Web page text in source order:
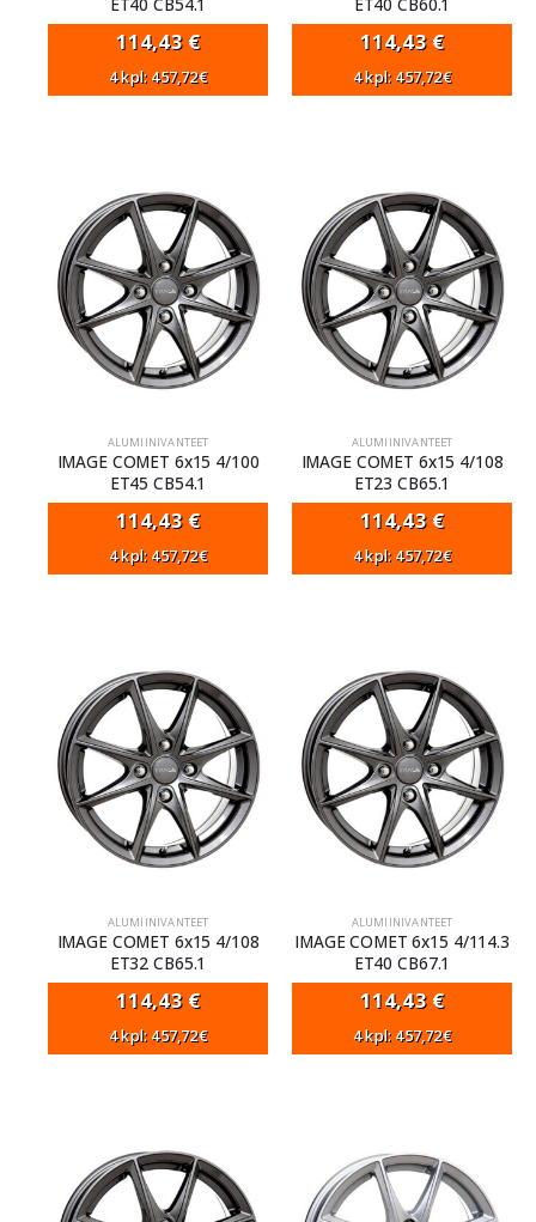
114,43 €
4 kpl: 457,72€
114,43 €
4 kpl: 457,72€
ALUMIINIVANTEET
IMAGE COMET 6x15 4/100
ET45 CB54.1
114,43 €
4 kpl: 457,72€
ALUMIINIVANTEET
IMAGE COMET 6x15 4/108
ET23 CB65.1
114,43 €
4 kpl: 457,72€
ALUMIINIVANTEET
IMAGE COMET 6x15 4/108
ET32 CB65.1
114,43 €
4 kpl: 457,72€
ALUMIINIVANTEET
IMAGE COMET 6x15 4/114.3
ET40 CB67.1
114,43 €
4 kpl: 457,72€